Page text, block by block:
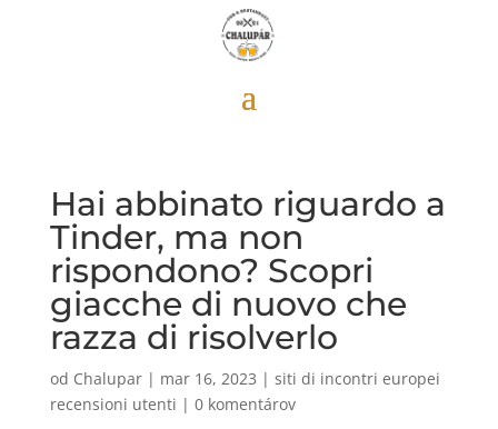
Hai abbinato riguardo a
Tinder, ma non
rispondono? Scopri
giacche di nuovo che
razza di risolverlo
od Chalupar| mar 16, 2023 | siti di incontri europei
recensioni utenti | 0 komentárov